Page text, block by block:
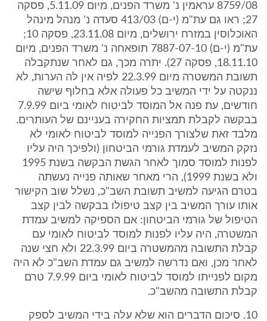
8759/08 עראמין נ' משרד הפנים, מיום 5.11.09, פסקה
27; ראו גם עת"מ (י-ם) 413/03 סעדה נ' מנהל מינהל
האוכלוסין במזרח ירושלים, מיום 23.11.08, פסקה 10;
עת"מ (י-ם) 7887-07-10‏‏ תופאחה נ' משרד הפנים, מיום
18.11.10, פסקה 27). יתרה מכך, גם לאחר שנתקבלה
תשובת המשטרה מיום 22.3.99 לפיה אין לה הערות, לא
ננקטה על ידי המשיב כל פעולה אלא בחלוף שישה
חודשים, עת פנה אל המוסד לביטוח לאומי ביום 7.9.99
בבקשה לקבלת תמציות החקירה בעניינם של העותרים.
מלבד זאת שלצורך הפנייה למוסד לביטוח לאומי לא
נזקק המשיב לעמדת גורמי הביטחון (ולפיכך היה עליו
לפנות למוסד סמוך לאחר הגשת הבקשה בשנת 1995
ולא בשנת 1999), הרי מאחר שאותה פנייה נעשתה
בטרם הגיעה למשיב תשובת השב"כ, נשלל שוב הקישור
אותו עורך המשיב בין קצב טיפולו בבקשה לבין קצב
הטיפול של גורמי הביטחון: אם הספיקה למשיב עמדת
המשטרה, היה עליו לפנות למוסד לביטוח לאומי עם
קבלת התשובה מהמשטרה ביום 22.3.99 ולא חצי שנה
לאחר מכן, ואם נדרשה למשיב גם עמדת השב"כ לא היה
מקום לפנייתו למוסד לביטוח לאומי ביום 7.9.99 טרם
קבלת התשובה מהשב"כ.
10. סיכום הדברים הוא שלא עלה בידי המשיב לספק